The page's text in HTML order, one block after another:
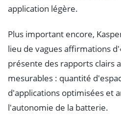
application légère.
Plus important encore,
lieu de vagues affirmations
présente des rapports clairs
mesurables : quantité
d'applications optimisées et
l'autonomie de la batterie.